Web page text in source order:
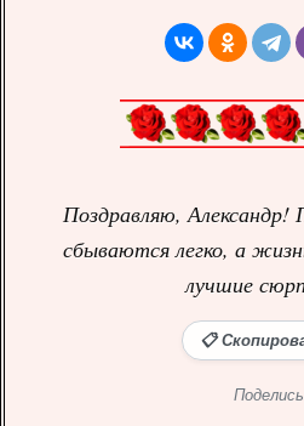
Поздравляю,
сбываются легко, а
лучшие
📋